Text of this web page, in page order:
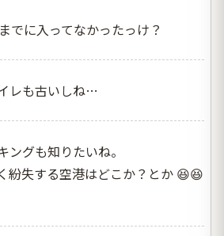
でに入ってなかったっけ？
レも古いしね…
ングも知りたいね。
紛失する空港はどこか？とか 😆😆